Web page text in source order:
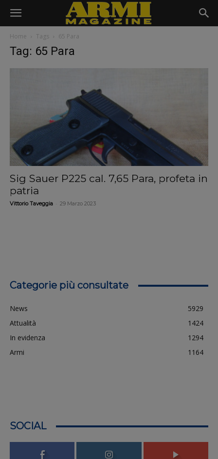
Home Tags 65 Para
Tag: 65 Para
Sig Sauer P225 cal. 7,65 Para, profeta in
patria
Vittorio Taveggia 29 Marzo 2023
Categorie più consultate
News
5929
Attualità
1424
In evidenza
1294
Armi
1164
SOCIAL